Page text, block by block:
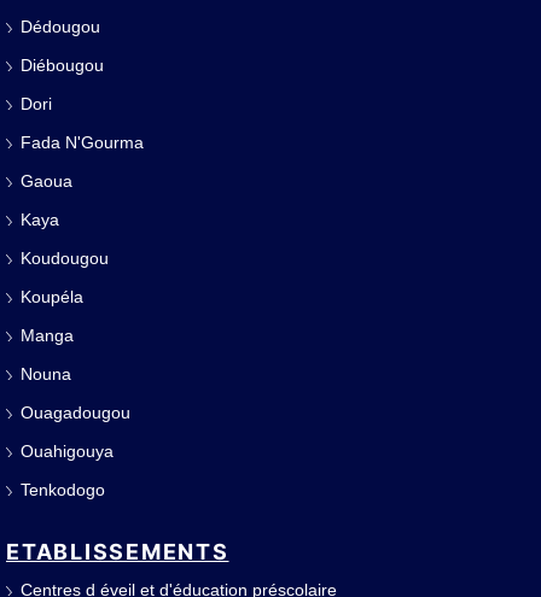
Dédougou
Diébougou
Dori
Fada N'Gourma
Gaoua
Kaya
Koudougou
Koupéla
Manga
Nouna
Ouagadougou
Ouahigouya
Tenkodogo
ETABLISSEMENTS
Centres d éveil et d'éducation préscolaire